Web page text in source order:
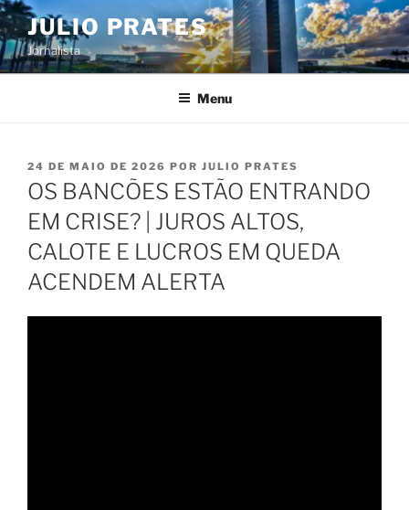
Pular
para
o
conteúdo
JULIO PRATES
Jornalista
Menu
PUBLICADO
EM
24 DE MAIO DE 2026 POR JULIO PRATES
OS BANCÕES ESTÃO ENTRANDO
EM CRISE? | JUROS ALTOS,
CALOTE E LUCROS EM QUEDA
ACENDEM ALERTA